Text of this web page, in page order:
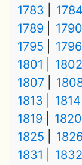
1783
1784
1789
1790
1795
1796
1801
1802
1807
1813
1814
1819
1820
1825
1831
1832